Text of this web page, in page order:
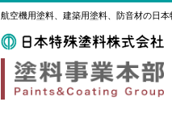
航空機用塗料、建築用塗料、防音材の日